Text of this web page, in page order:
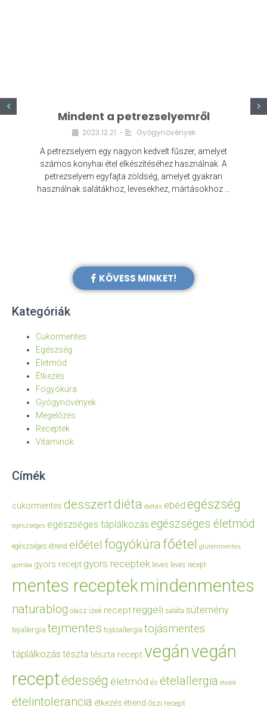
Mindent a petrezselyemről
2023.12.21. • Gyógynövények
A petrezselyem egy nagyon kedvelt fűszer, amelyet
számos konyhai étel elkészítéséhez használnak. A
petrezselyem egyfajta zöldség, amelyet gyakran
használnak salátákhoz, levesekhez, mártásokhoz …
KÖVESS MINKET!
Kategóriák
Cukormentes
Egészség
Életmód
Étkezés
Fogyókúra
Gyógynövények
Megelőzés
Receptek
Vitaminok
Címék
cukormentes desszertdiéta diétás ebéd egészség
egészséges egészséges táplálkozás egészséges életmód
egészséges étrend előétel fogyókúrafőétel gluténmentes
gomba gyors recept gyors receptek leves leves recept
mentes receptekmindenmentes
naturablog olasz ízek recept reggeli saláta sütemény
tejallergia tejmentes tojásallergia tojásmentes
táplálkozás tészta tészta receptvegánvegán
receptédesség életmód és ételallergia ételek
ételintolerancia étkezés étrend őszi recept